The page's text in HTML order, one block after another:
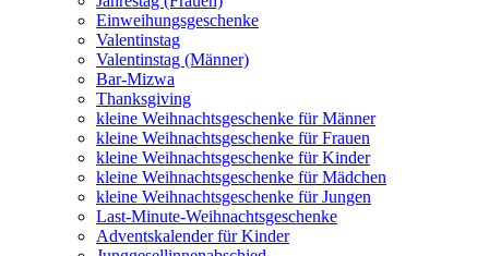
Einweihungsgeschenke
Valentinstag
Valentinstag (Männer)
Bar-Mizwa
Thanksgiving
kleine Weihnachtsgeschenke für Männer
kleine Weihnachtsgeschenke für Frauen
kleine Weihnachtsgeschenke für Kinder
kleine Weihnachtsgeschenke für Mädchen
kleine Weihnachtsgeschenke für Jungen
Last-Minute-Weihnachtsgeschenke
Adventskalender für Kinder